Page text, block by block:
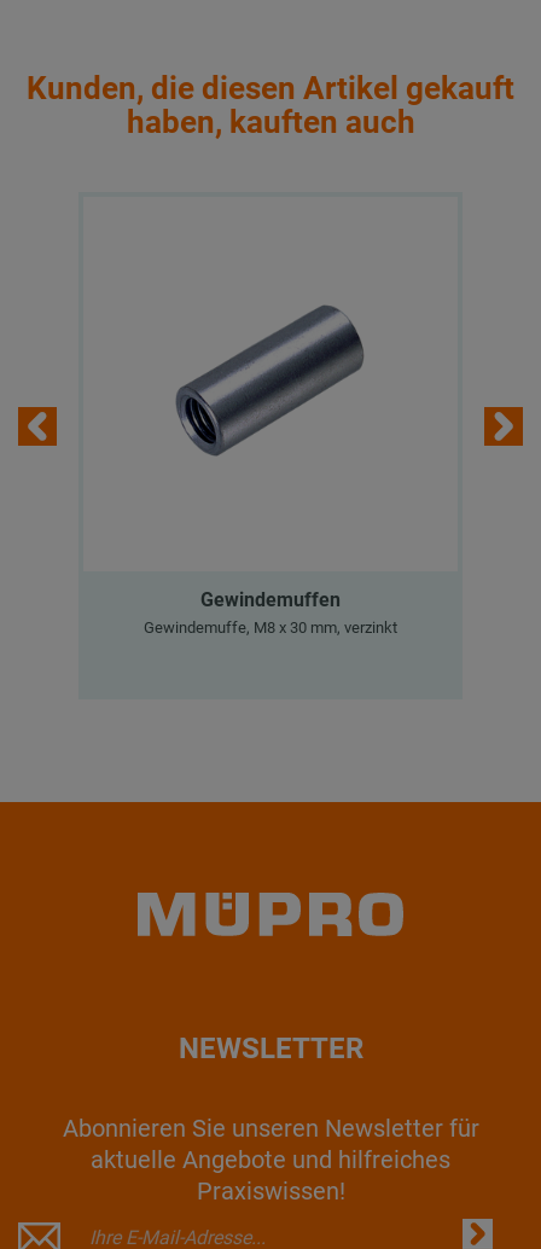
Kunden, die diesen Artikel gekauft
haben, kauften auch
Gewindemuffen
Gewindemuffe, M8 x 30 mm, verzinkt
NEWSLETTER
Abonnieren Sie unseren Newsletter für
aktuelle Angebote und hilfreiches
Praxiswissen!